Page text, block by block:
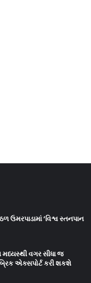
‘વિશ્વ સ્તનપાન
વગર સીધા જ
એક્સપોર્ટ કરી શકશે